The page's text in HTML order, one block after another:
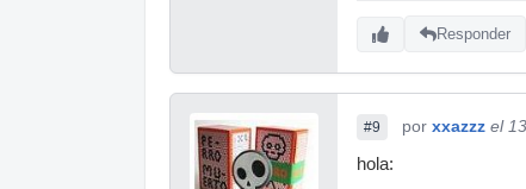
Responder
#9 por xxazzz el
hola: